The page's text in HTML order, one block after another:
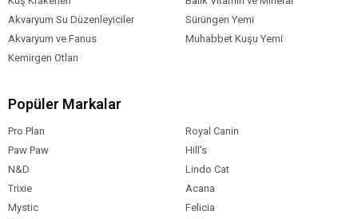
Akvaryum Su Düzenleyiciler
Sürüngen Yemi
Akvaryum ve Fanus
Muhabbet Kuşu Yemi
Kemirgen Otları
Popüler Markalar
Pro Plan
Royal Canin
Paw Paw
Hill's
N&D
Lindo Cat
Trixie
Acana
Mystic
Felicia